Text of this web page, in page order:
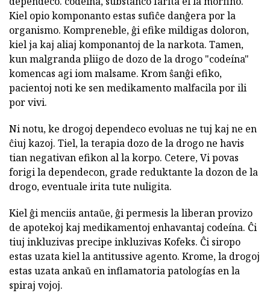
Kiel opio komponanto estas sufiĉe danĝera por la
organismo. Kompreneble, ĝi efike mildigas doloron,
kiel ja kaj aliaj komponantoj de la narkota. Tamen,
kun malgranda pliigo de dozo de la drogo "codeína"
komencas agi iom malsame. Krom ŝanĝi efiko,
pacientoj noti ke sen medikamento malfacila por ili
por vivi.
Ni notu, ke drogoj dependeco evoluas ne tuj kaj ne en
ĉiuj kazoj. Tiel, la terapia dozo de la drogo ne havis
tian negativan efikon al la korpo. Cetere, Vi povas
forigi la dependecon, grade reduktante la dozon de la
drogo, eventuale irita tute nuligita.
Kiel ĝi menciis antaŭe, ĝi permesis la liberan provizo
de apotekoj kaj medikamentoj enhavantaj codeína. Ĉi
tiuj inkluzivas precipe inkluzivas Kofeks. Ĉi siropo
estas uzata kiel la antitussive agento. Krome, la drogoj
estas uzata ankaŭ en inflamatoria patologías en la
spiraj vojoj.